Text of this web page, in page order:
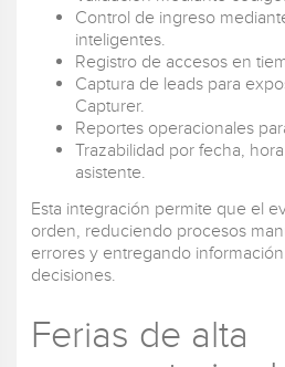
Control de ingreso
inteligentes.
Registro de accesos en
Captura de leads para
Capturer.
Reportes operacionales
Trazabilidad por fecha,
asistente.
Esta integración permite que el
orden, reduciendo procesos
errores y entregando
decisiones.
Ferias de alta